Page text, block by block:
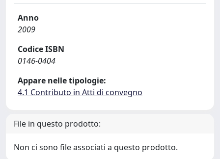
Anno
2009
Codice ISBN
0146-0404
Appare nelle tipologie:
4.1 Contributo in Atti di convegno
File in questo prodotto:
Non ci sono file associati a questo prodotto.